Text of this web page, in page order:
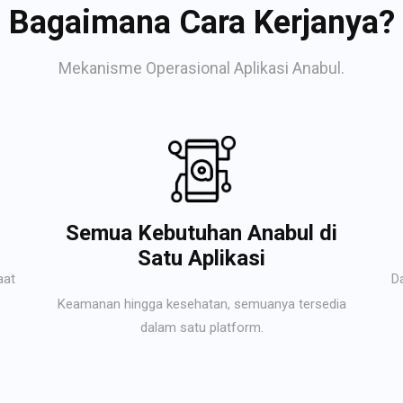
Bagaimana Cara Kerjanya?
Mekanisme Operasional Aplikasi Anabul.
Semua Kebutuhan Anabul di
Satu Aplikasi
Keamanan hingga kesehatan, semuanya tersedia
dalam satu platform.